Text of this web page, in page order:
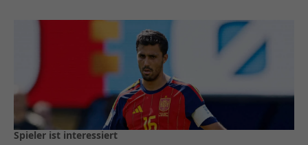
Spieler ist interessiert